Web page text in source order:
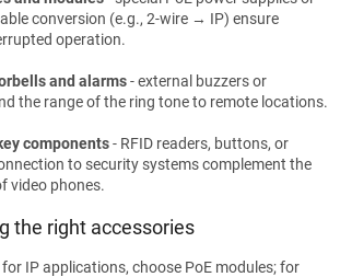
conversion (e.g., 2-wire → IP) ensure
operation.
and alarms- external buzzers or
the range of the ring tone to remote locations.
components- RFID readers, buttons, or
to security systems complement the
video phones.
the right accessories
for IP applications, choose PoE modules; for